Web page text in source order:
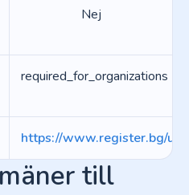
Nej
required_for_organizations
https://www.register.bg/
till